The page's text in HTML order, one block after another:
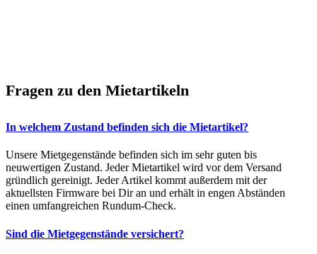
Fragen zu den Mietartikeln
In welchem Zustand befinden sich die Mietartikel?
Unsere Mietgegenstände befinden sich im sehr guten bis
neuwertigen Zustand. Jeder Mietartikel wird vor dem Versand
gründlich gereinigt. Jeder Artikel kommt außerdem mit der
aktuellsten Firmware bei Dir an und erhält in engen Abständen
einen umfangreichen Rundum-Check.
Sind die Mietgegenstände versichert?